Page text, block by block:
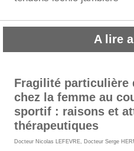
A lire
Fragilité particulière
chez la femme au
sportif : raisons et
thérapeutiques
Docteur Nicolas LEFEVRE Docteur Serge